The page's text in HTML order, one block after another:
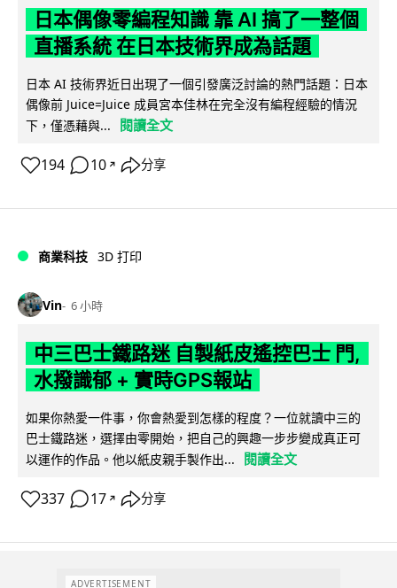
日本偶像零編程知識 靠 AI 搞了一整個
直播系統 在日本技術界成為話題
日本 AI 技術界近日出現了一個引發廣泛討論的熱門話題：日本
偶像前 Juice=Juice 成員宮本佳林在完全沒有編程經驗的情況
下，僅憑藉與...
閱讀全文
194 10 ↗ 分享
商業科技 3D 打印
Vin 6 小時
中三巴士鐵路迷 自製紙皮遙控巴士 門,
水撥識郁 + 實時GPS報站
如果你熱愛一件事，你會熱愛到怎樣的程度？一位就讀中三的
巴士鐵路迷，選擇由零開始，把自己的興趣一步步變成真正可
以運作的作品。他以紙皮親手製作出...
閱讀全文
337 17 ↗ 分享
ADVERTISEMENT